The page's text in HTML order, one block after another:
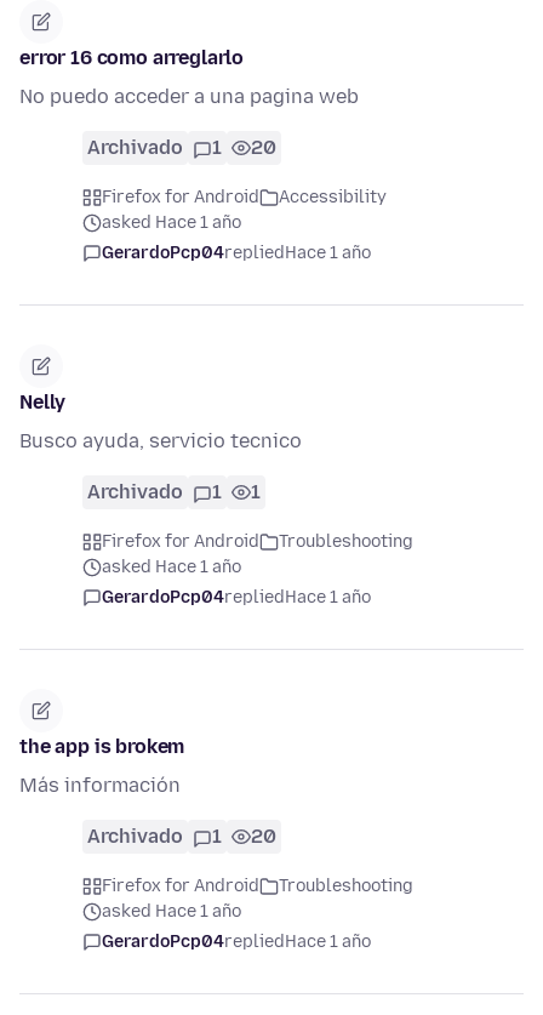
error 16 como arreglarlo
No puedo acceder a una pagina web
Archivado 1 20
Firefox for Android
Accessibility
asked Hace 1 año
GerardoPcp04repliedHace 1 año
Nelly
Busco ayuda, servicio tecnico
Archivado 1 1
Firefox for Android
Troubleshooting
asked Hace 1 año
GerardoPcp04repliedHace 1 año
the app is brokem
Más información
Archivado 1 20
Firefox for Android
Troubleshooting
asked Hace 1 año
GerardoPcp04repliedHace 1 año